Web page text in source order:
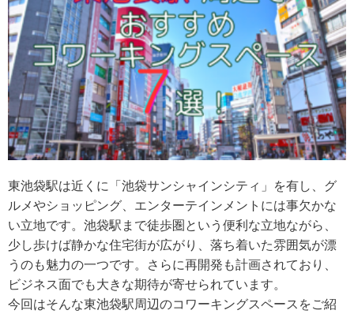
東池袋駅は近くに「池袋サンシャインシティ」を有し、グ
ルメやショッピング、エンターテインメントには事欠かな
い立地です。池袋駅まで徒歩圏という便利な立地ながら、
少し歩けば静かな住宅街が広がり、落ち着いた雰囲気が漂
うのも魅力の一つです。さらに再開発も計画されており、
ビジネス面でも大きな期待が寄せられています。
今回はそんな東池袋駅周辺のコワーキングスペースをご紹